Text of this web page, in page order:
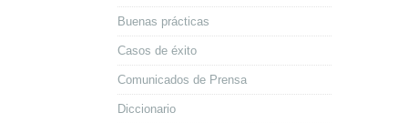
Buenas prácticas
Casos de éxito
Comunicados de Prensa
Diccionario